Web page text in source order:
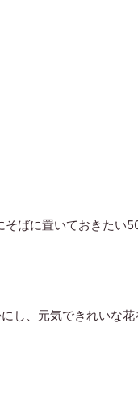
ばに置いておきたい
し、元気できれいな花